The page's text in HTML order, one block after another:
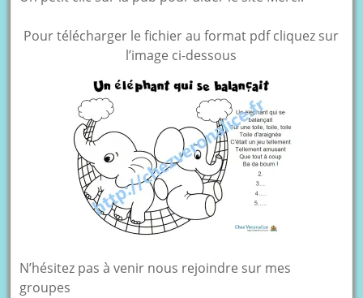
Pour télécharger le fichier au format pdf cliquez sur
l’image ci-dessous
N’hésitez pas à venir nous rejoindre sur mes
groupes